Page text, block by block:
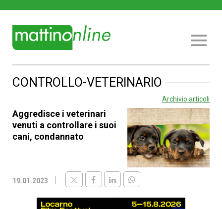
CONTROLLO-VETERINARIO
Archivio articoli
Aggredisce i veterinari
venuti a controllare i suoi
cani, condannato
19.01.2023